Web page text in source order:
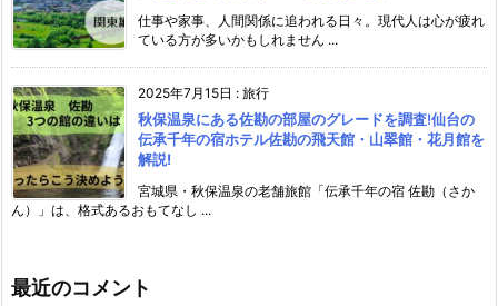
仕事や家事、人間関係に追われる日々。現代人は心が疲れ
ている方が多いかもしれません ...
2025年7月15日 : 旅行
秋保温泉にある佐勘の部屋のグレードを調査!仙台の
伝承千年の宿ホテル佐勘の飛天館・山翠館・花月館を
解説!
宮城県・秋保温泉の老舗旅館「伝承千年の宿 佐勘（さか
ん）」は、格式あるおもてなし ...
最近のコメント